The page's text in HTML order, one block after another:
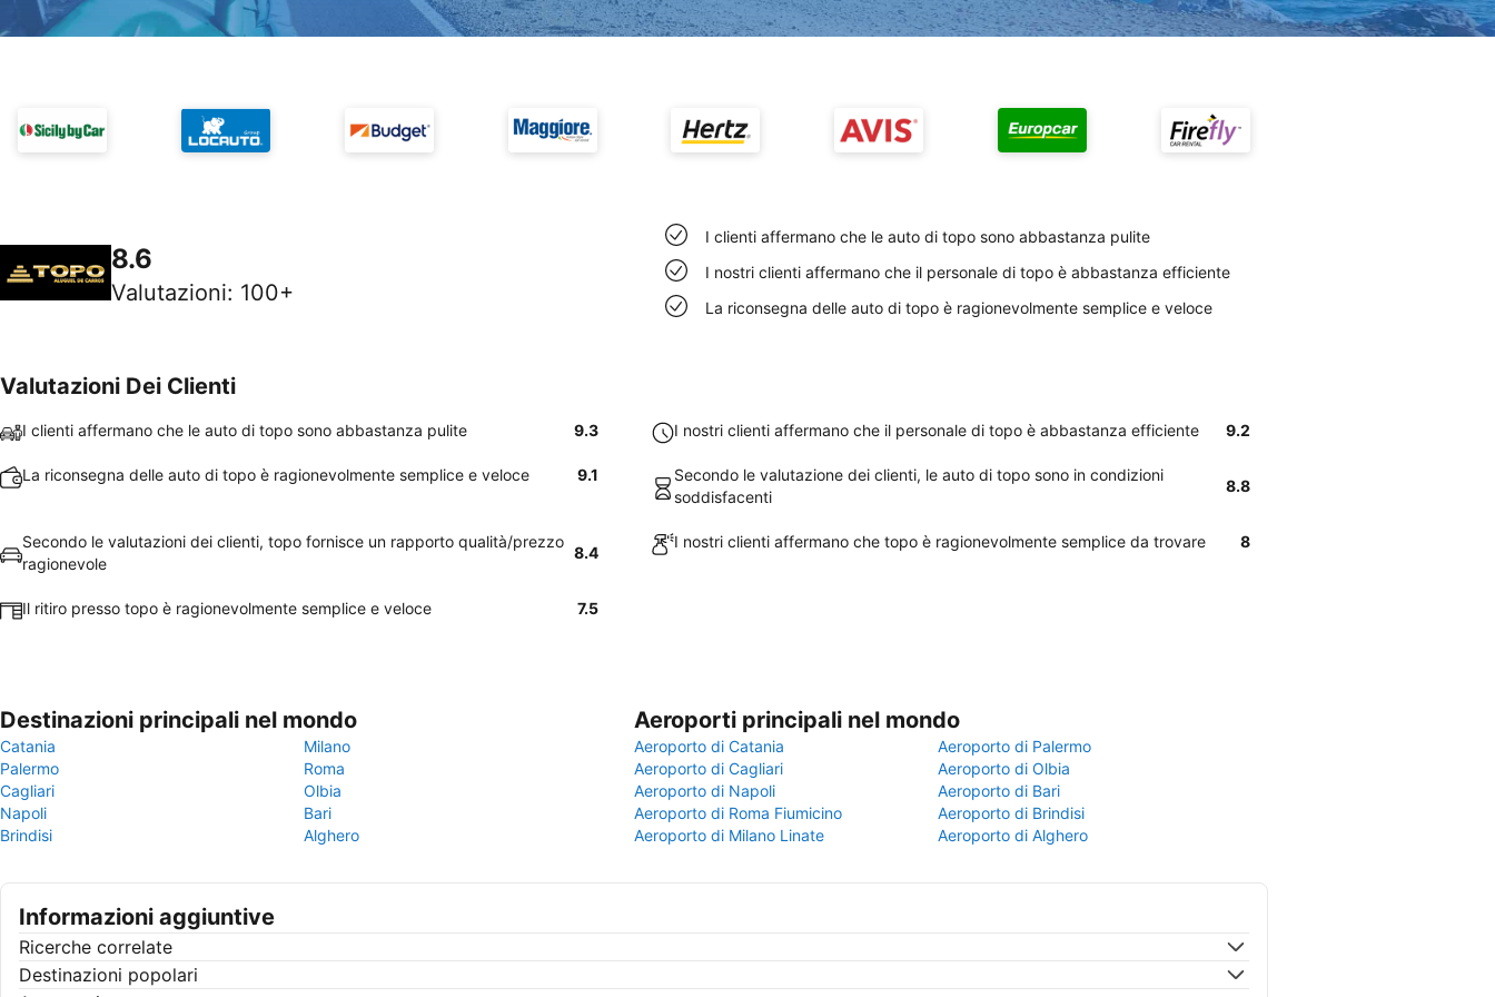
8.6
Valutazioni: 100+
I clienti affermano che le auto di topo sono abbastanza pulite
I nostri clienti affermano che il personale di topo è abbastanza efficiente
La riconsegna delle auto di topo è ragionevolmente semplice e veloce
Valutazioni Dei Clienti
I clienti affermano che le auto di topo sono abbastanza pulite 9.3 I nostri clienti affermano che il personale di topo è abbastanza efficiente 9.2
La riconsegna delle auto di topo è ragionevolmente semplice e veloce 9.1
Secondo le valutazione dei clienti, le auto di topo sono in condizioni
soddisfacenti
8.8
Secondo le valutazioni dei clienti, topo fornisce un rapporto qualità/prezzo
ragionevole
8.4
I nostri clienti affermano che topo è ragionevolmente semplice da trovare 8
Il ritiro presso topo è ragionevolmente semplice e veloce 7.5
Destinazioni principali nel mondo
Catania
Milano
Palermo
Roma
Cagliari
Olbia
Napoli
Bari
Brindisi
Alghero
Aeroporti principali nel mondo
Aeroporto di Catania
Aeroporto di Palermo
Aeroporto di Cagliari
Aeroporto di Olbia
Aeroporto di Napoli
Aeroporto di Bari
Aeroporto di Roma Fiumicino
Aeroporto di Brindisi
Aeroporto di Milano Linate
Aeroporto di Alghero
Informazioni aggiuntive
Ricerche correlate
Destinazioni popolari